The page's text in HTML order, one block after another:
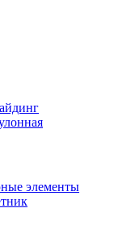
элементы